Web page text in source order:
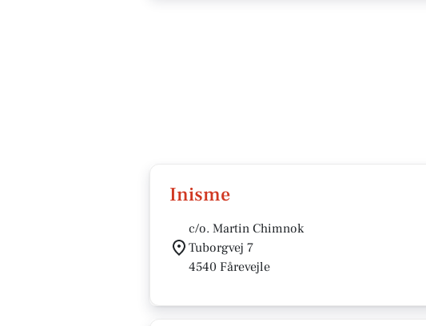
Inisme
c/o. Martin Chimnok
Tuborgvej 7
4540 Fårevejle